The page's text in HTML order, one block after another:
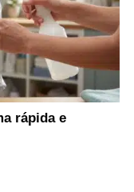
rápida e